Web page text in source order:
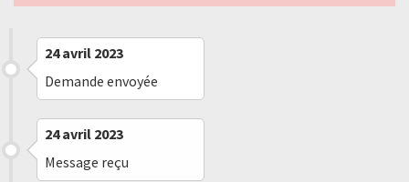
24 avril 2023
Demande envoyée
24 avril 2023
Message reçu